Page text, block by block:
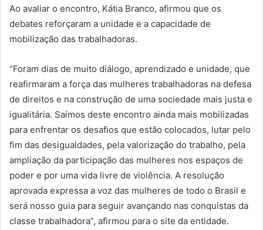
Ao avaliar o encontro, Kátia Branco, afirmou que os
debates reforçaram a unidade e a capacidade de
mobilização das trabalhadoras.
“Foram dias de muito diálogo, aprendizado e unidade, que
reafirmaram a força das mulheres trabalhadoras na defesa
de direitos e na construção de uma sociedade mais justa e
igualitária. Saímos deste encontro ainda mais mobilizadas
para enfrentar os desafios que estão colocados, lutar pelo
fim das desigualdades, pela valorização do trabalho, pela
ampliação da participação das mulheres nos espaços de
poder e por uma vida livre de violência. A resolução
aprovada expressa a voz das mulheres de todo o Brasil e
será nosso guia para seguir avançando nas conquistas da
classe trabalhadora”, afirmou para o site da entidade.